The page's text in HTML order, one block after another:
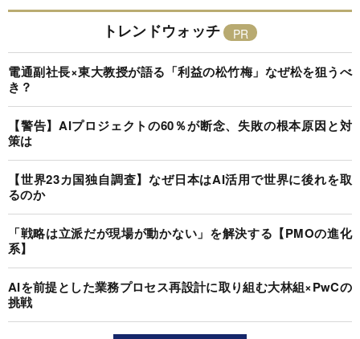
トレンドウォッチ
電通副社長×東大教授が語る「利益の松竹梅」なぜ松を狙うべ
き？
【警告】AIプロジェクトの60％が断念、失敗の根本原因と対
策は
【世界23カ国独自調査】なぜ日本はAI活用で世界に後れを取
るのか
「戦略は立派だが現場が動かない」を解決する【PMOの進化
系】
AIを前提とした業務プロセス再設計に取り組む大林組×PwCの
挑戦